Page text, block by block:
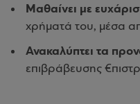
Μαθαίνει με
χρήματά του, μέσα
Ανακαλύπτει τα
επιβράβευσης